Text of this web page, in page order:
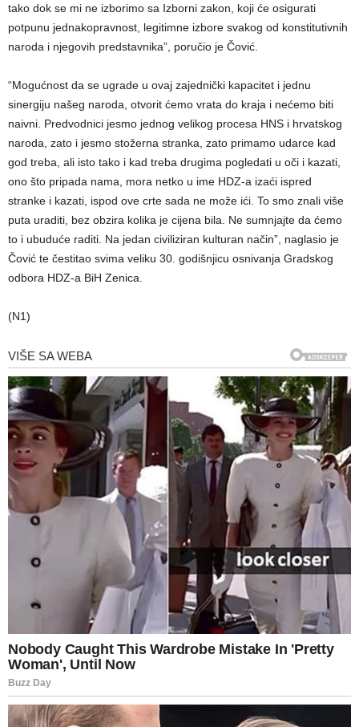
tako dok se mi ne izborimo sa Izborni zakon, koji će osigurati
potpunu jednakopravnost, legitimne izbore svakog od konstitutivnih
naroda i njegovih predstavnika”, poručio je Čović.
“Mogućnost da se ugrade u ovaj zajednički kapacitet i jednu
sinergiju našeg naroda, otvorit ćemo vrata do kraja i nećemo biti
naivni. Predvodnici jesmo jednog velikog procesa HNS i hrvatskog
naroda, zato i jesmo stožerna stranka, zato primamo udarce kad
god treba, ali isto tako i kad treba drugima pogledati u oči i kazati,
ono što pripada nama, mora netko u ime HDZ-a izaći ispred
stranke i kazati, ispod ove crte sada ne može ići. To smo znali više
puta uraditi, bez obzira kolika je cijena bila. Ne sumnjajte da ćemo
to i ubuduće raditi. Na jedan civiliziran kulturan način”, naglasio je
Čović te čestitao svima veliku 30. godišnjicu osnivanja Gradskog
odbora HDZ-a BiH Zenica.
(N1)